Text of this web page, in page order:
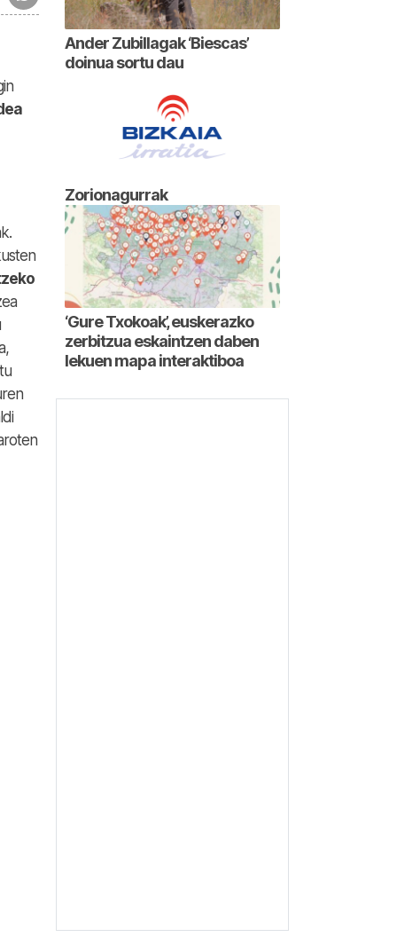
Ander Zubillagak ‘Biescas’
doinua sortu dau
Zorionagurrak
‘Gure Txokoak’, euskerazko
zerbitzua eskaintzen daben
lekuen mapa interaktiboa